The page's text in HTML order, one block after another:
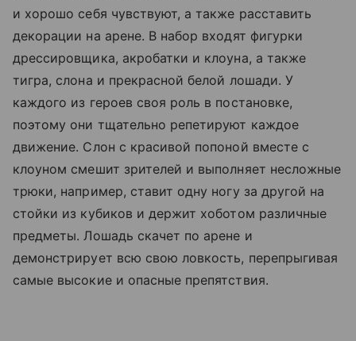
и хорошо себя чувствуют, а также расставить
декорации на арене. В набор входят фигурки
дрессировщика, акробатки и клоуна, а также
тигра, слона и прекрасной белой лошади. У
каждого из героев своя роль в постановке,
поэтому они тщательно репетируют каждое
движение. Слон с красивой попоной вместе с
клоуном смешит зрителей и выполняет несложные
трюки, например, ставит одну ногу за другой на
стойки из кубиков и держит хоботом различные
предметы. Лошадь скачет по арене и
демонстрирует всю свою ловкость, перепрыгивая
самые высокие и опасные препятствия.